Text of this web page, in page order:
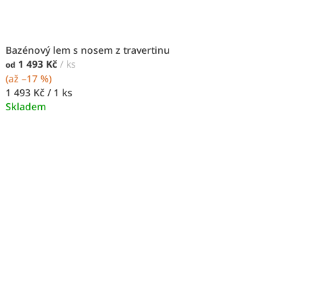
Bazénový lem s nosem z travertinu
od 1 493 Kč / ks
(až –17 %)
Měrná
cena:
1 493 Kč / 1 ks
Skladem